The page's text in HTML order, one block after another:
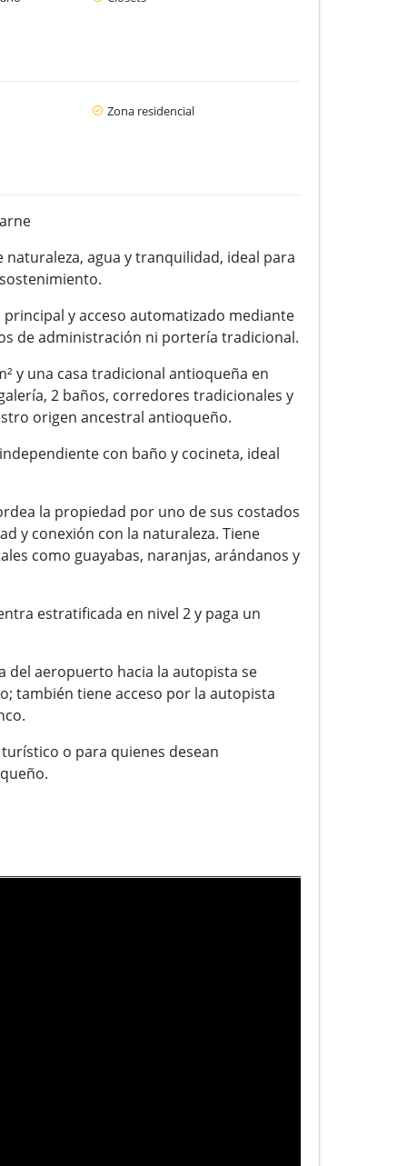
Zona residencial
agua y tranquilidad, ideal para
y acceso automatizado mediante
de administración ni portería tradicional.
y una casa tradicional antioqueña en
2 baños, corredores tradicionales y
origen ancestral antioqueño.
con baño y cocineta, ideal
la propiedad por uno de sus costados
y conexión con la naturaleza. Tiene
como guayabas, naranjas, arándanos y
estratificada en nivel 2 y paga un
del aeropuerto hacia la autopista se
también tiene acceso por la autopista
o para quienes desean